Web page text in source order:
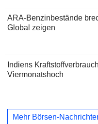
ARA-Benzinbestände
Global zeigen
Indiens
Viermonatshoch
Mehr Börsen-